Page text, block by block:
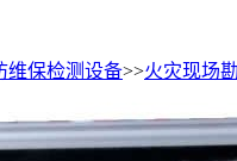
维保检测设备>>火灾现场